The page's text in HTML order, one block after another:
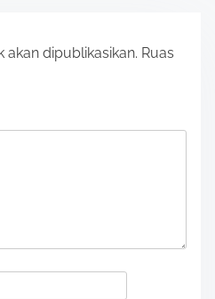
akan dipublikasikan. Ruas